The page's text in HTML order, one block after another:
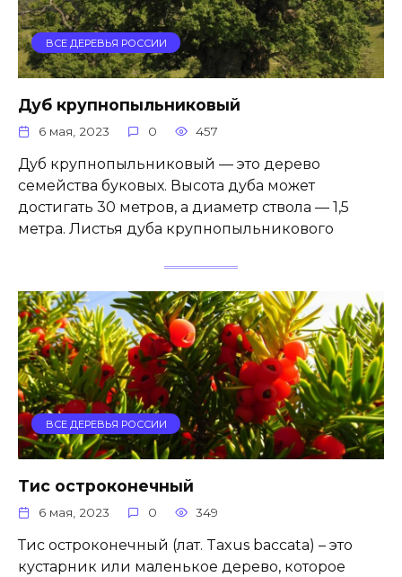
ВСЕ ДЕРЕВЬЯ РОССИИ
Дуб крупнопыльниковый
6 мая, 2023 0 457
Дуб крупнопыльниковый — это дерево
семейства буковых. Высота дуба может
достигать 30 метров, а диаметр ствола — 1,5
метра. Листья дуба крупнопыльникового
ВСЕ ДЕРЕВЬЯ РОССИИ
Тис остроконечный
6 мая, 2023 0 349
Тис остроконечный (лат. Taxus baccata) – это
кустарник или маленькое дерево, которое